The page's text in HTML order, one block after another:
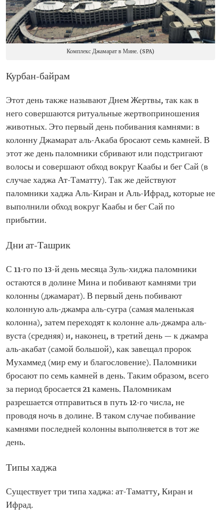
Комплекс Джамарат в Мине. (SPA)
Курбан-байрам
Этот день также называют Днем Жертвы, так как в
него совершаются ритуальные жертвоприношения
животных. Это первый день побивания камнями: в
колонну Джамарат аль-Акаба бросают семь камней. В
этот же день паломники сбривают или подстригают
волосы и совершают обход вокруг Каабы и бег Сай (в
случае хаджа Ат-Таматту). Так же действуют
паломники хаджа Аль-Киран и Аль-Ифрад, которые не
выполнили обход вокруг Каабы и бег Сай по
прибытии.
Дни ат-Ташрик
С 11-го по 13-й день месяца Зуль-хиджа паломники
остаются в долине Мина и побивают камнями три
колонны (джамарат). В первый день побивают
колонную аль-джамра аль-сугра (самая маленькая
колонна), затем переходят к колонне аль-джамра аль-
вуста (средняя) и, наконец, в третий день — к джамра
аль-акабат (самой большой), как завещал пророк
Мухаммед (мир ему и благословение). Паломники
бросают по семь камней в день. Таким образом, всего
за период бросается 21 камень. Паломникам
разрешается отправиться в путь 12-го числа, не
проводя ночь в долине. В таком случае побивание
камнями последней колонны выполняется в тот же
день.
Типы хаджа
Существует три типа хаджа: ат-Таматту, Киран и
Ифрад.